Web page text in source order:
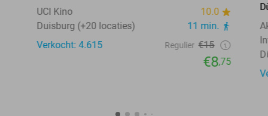
UCI Kino
10.0
Duisburg (+20 locaties)
11 min.
Verkocht: 4.615
Regulier €15
€8,75